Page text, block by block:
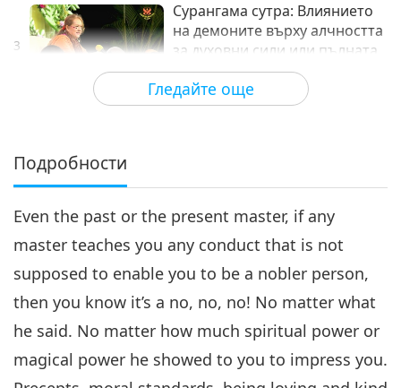
Гледайте още
3
Сурангама сутра: Влиянието
на демоните върху алчността
за духовни сили или пълната
празнота на духовно
практикуващите - част 3 от 5
Между Учителя и учениците 2019-02-23 9455
4
33:32
празнота на духовно
практикуващите - част 4 от 5
Между Учителя и учениците 2019-02-24 9175Преглед
5
Сурангама сутра: Влиянието
на демоните върху алчността
за духовни сили или пълната
практикуващите - част 5 от 5
2019-02-25 9703
Подробности
Even the past or the present master, if any
master teaches you any conduct that is not
supposed to enable you to be a nobler person,
then you know it’s a no, no, no! No matter what
he said. No matter how much spiritual power or
magical power he showed to you to impress you.